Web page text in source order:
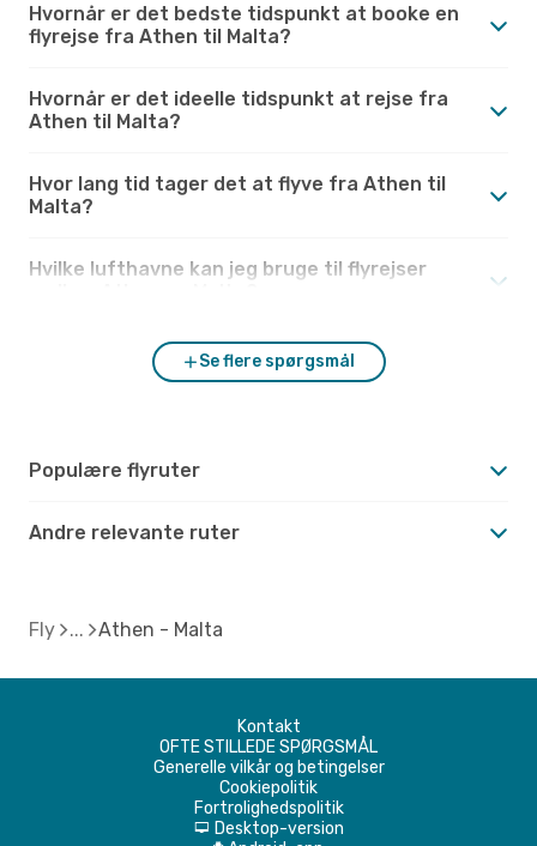
Hvornår er det bedste tidspunkt at booke en
flyrejse fra Athen til Malta?
Hvornår er det ideelle tidspunkt at rejse fra
Athen til Malta?
Hvor lang tid tager det at flyve fra Athen til
Malta?
Hvilke lufthavne kan jeg bruge til flyrejser
Se flere spørgsmål
Populære flyruter
Andre relevante ruter
Fly Athen - Malta
Kontakt
OFTE STILLEDE SPØRGSMÅL
Generelle vilkår og betingelser
Cookiepolitik
Fortrolighedspolitik
d Desktop-version